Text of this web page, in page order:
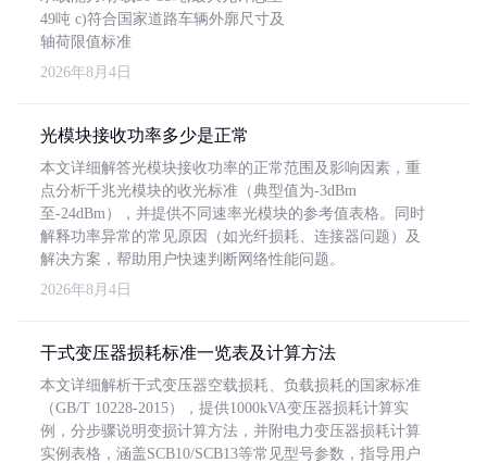
49吨 c)符合国家道路车辆外廓尺寸及
轴荷限值标准
2026年8月4日
光模块接收功率多少是正常
本文详细解答光模块接收功率的正常范围及影响因素，重
点分析千兆光模块的收光标准（典型值为-3dBm
至-24dBm），并提供不同速率光模块的参考值表格。同时
解释功率异常的常见原因（如光纤损耗、连接器问题）及
解决方案，帮助用户快速判断网络性能问题。
2026年8月4日
干式变压器损耗标准一览表及计算方法
本文详细解析干式变压器空载损耗、负载损耗的国家标准
（GB/T 10228-2015），提供1000kVA变压器损耗计算实
例，分步骤说明变损计算方法，并附电力变压器损耗计算
实例表格，涵盖SCB10/SCB13等常见型号参数，指导用户